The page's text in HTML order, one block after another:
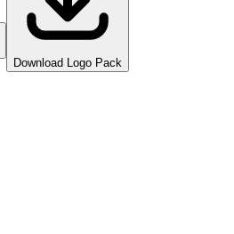
Download Logo Pack